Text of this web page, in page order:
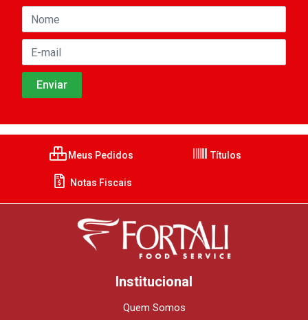
Meus Pedidos Títulos
Notas Fiscais
Institucional
Quem Somos